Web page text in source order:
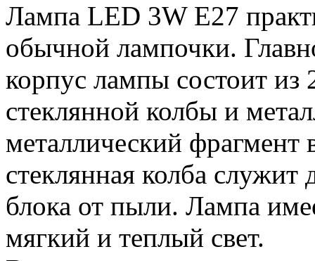
Лампа LED 3W E27
обычной лампочки.
корпус лампы состоит из
стеклянной колбы и
металлический фрагмент
стеклянная колба
блока от пыли. Лампа
мягкий и теплый свет.